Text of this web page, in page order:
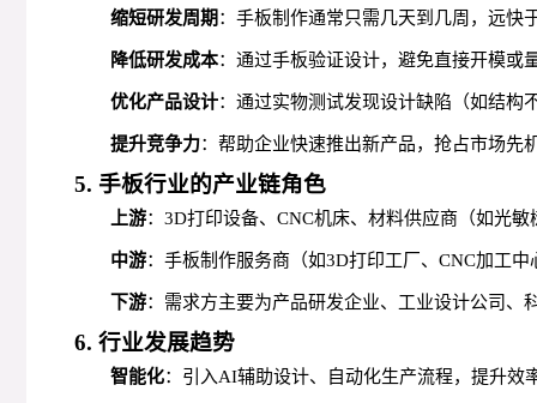
缩短研发周期 ：手板制作通常只需几天到几周，远快
降低研发成本：通过手板验证设计，避免直接开模或
优化产品设计：通过实物测试发现设计缺陷（如结构
提升竞争力：帮助企业快速推出新产品，抢占市场先
5. 手板行业的产业链角色
上游：3D打印设备、CNC机床、材料供应商（如光
中游：手板制作服务商（如3D打印工厂、CNC加工
下游：需求方主要为产品研发企业、工业设计公司、
6. 行业发展趋势
智能化：引入AI辅助设计、自动化生产流程，提升效